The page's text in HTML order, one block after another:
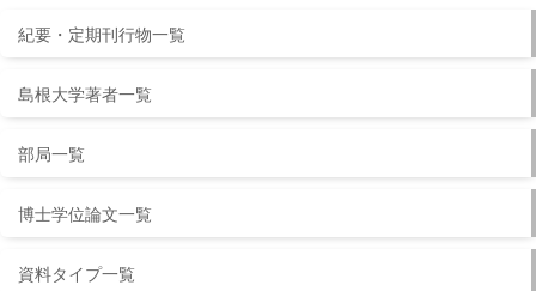
紀要・定期刊行物一覧
島根大学著者一覧
部局一覧
博士学位論文一覧
資料タイプ一覧